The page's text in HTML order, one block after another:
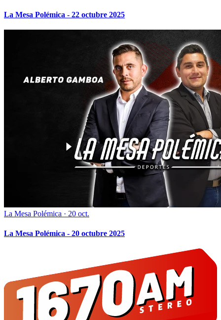
La Mesa Polémica - 22 octubre 2025
La Mesa Polémica · 20 oct.
La Mesa Polémica - 20 octubre 2025